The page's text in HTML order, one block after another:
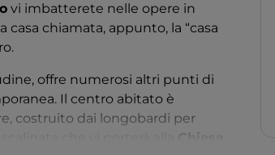
vi imbatterete nelle opere in
casa chiamata, appunto, la “casa
offre numerosi altri punti di
Il centro abitato è
costruito dai longobardi per
Chiesa